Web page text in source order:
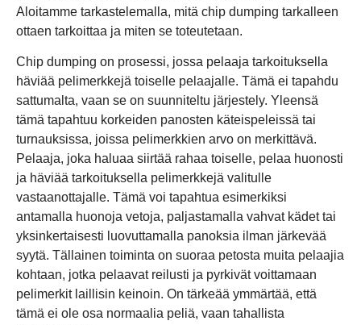
Aloitamme tarkastelemalla, mitä chip dumping tarkalleen
ottaen tarkoittaa ja miten se toteutetaan.
Chip dumping on prosessi, jossa pelaaja tarkoituksella
häviää pelimerkkejä toiselle pelaajalle. Tämä ei tapahdu
sattumalta, vaan se on suunniteltu järjestely. Yleensä
tämä tapahtuu korkeiden panosten käteispeleissä tai
turnauksissa, joissa pelimerkkien arvo on merkittävä.
Pelaaja, joka haluaa siirtää rahaa toiselle, pelaa huonosti
ja häviää tarkoituksella pelimerkkejä valitulle
vastaanottajalle. Tämä voi tapahtua esimerkiksi
antamalla huonoja vetoja, paljastamalla vahvat kädet tai
yksinkertaisesti luovuttamalla panoksia ilman järkevää
syytä. Tällainen toiminta on suoraa petosta muita pelaajia
kohtaan, jotka pelaavat reilusti ja pyrkivät voittamaan
pelimerkit laillisin keinoin. On tärkeää ymmärtää, että
tämä ei ole osa normaalia peliä, vaan tahallista